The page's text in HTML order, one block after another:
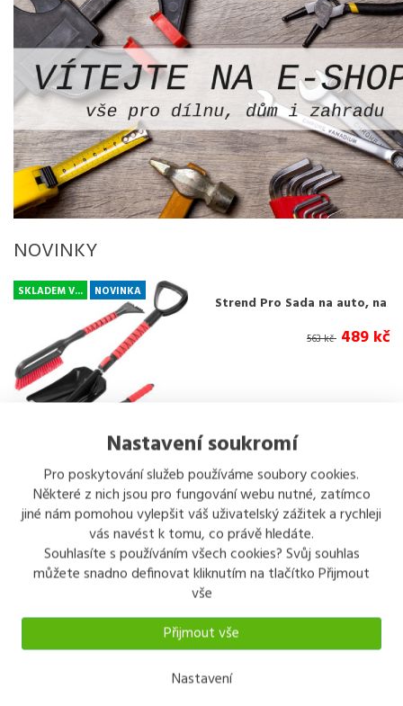
Nastavení soukromí
Pro poskytování služeb používáme soubory cookies.
Některé z nich jsou pro fungování webu nutné, zatímco
jiné nám pomohou vylepšit váš uživatelský zážitek a rychleji
vás navést k tomu, co právě hledáte.
Souhlasíte s používáním všech cookies? Svůj souhlas
můžete snadno definovat kliknutím na tlačítko Přijmout
vše
Přijmout vše
Nastavení
NOVINKY
SKLADEM V... NOVINKA
Strend Pro Sada na auto, na
led a sníh, teleskopická
563 kč 489 kč